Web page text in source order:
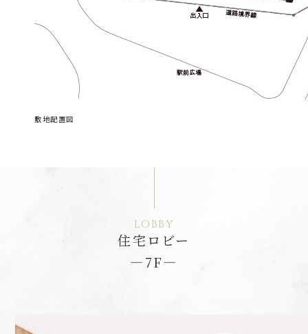
敷地配置図
LOBBY
住宅ロビー
―7F―